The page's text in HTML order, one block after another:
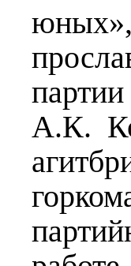
юных»,
А.К.